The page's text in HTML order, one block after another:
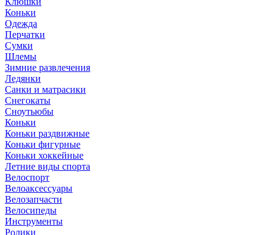
Коньки
Одежда
Перчатки
Сумки
Шлемы
Зимние развлечения
Ледянки
Санки и матрасики
Снегокаты
Сноутьюбы
Коньки
Коньки раздвижные
Коньки фигурные
Коньки хоккейные
Летние виды спорта
Велоспорт
Велоаксессуары
Велозапчасти
Велосипеды
Инструменты
Ролики